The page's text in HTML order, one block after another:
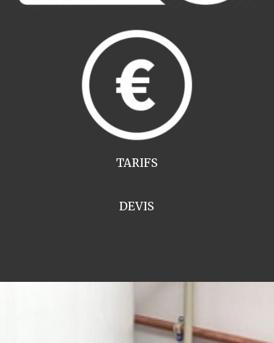
TARIFS
DEVIS